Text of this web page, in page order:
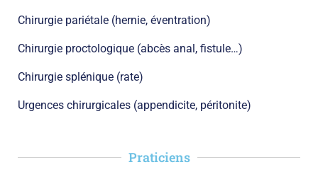
Chirurgie pariétale (hernie, éventration)
Chirurgie proctologique (abcès anal, fistule…)
Chirurgie splénique (rate)
Urgences chirurgicales (appendicite, péritonite)
Praticiens